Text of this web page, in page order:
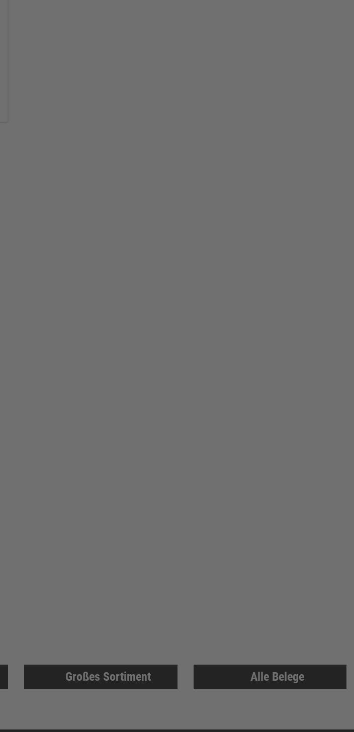
Großes Sortiment Alle Belege